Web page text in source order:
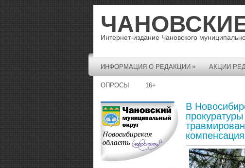
Интернет-издание Чановского
ИНФОРМАЦИЯ О РЕДАКЦИИ » АКЦИИ
ОПРОСЫ 16+
В